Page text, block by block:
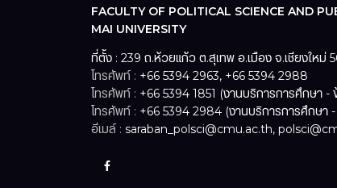
FACULTY OF POLITICAL SCIENCE AND
MAI UNIVERSITY
ที่ตั้ง : 239 ถ.ห้วยแก้ว ต.สุเทพ อ.เมือง จ.เชียงใหม่
โทรศัพท์ : +66 5394 2963, +66 5394 2988
โทรศัพท์ : +66 5394 1851 (งานบริการการศึกษา
โทรศัพท์ : +66 5394 2984 (งานบริการการศึกษ
อีเมล์ :saraban_polsci@cmu.ac.th,